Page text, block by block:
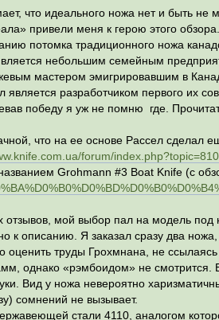
что идеального ножа нет и быть
привели меня к герою этого
потомка традиционного ножа
небольшим семейным
мастером эмигрировавшим в
разработчиком первого их
победу я уж не помню где.
что на ее основе Рассел
forum/
Grohmann #3 Boat Knife (с
отзывов, мой выбор пал на модель
к описанию. Я заказал сразу два
оценить труды Грохмнана, не
однако «рэмбоидом» не
Вид у ножа невероятно
сомнений не вызывает.
стали 4110, аналогом